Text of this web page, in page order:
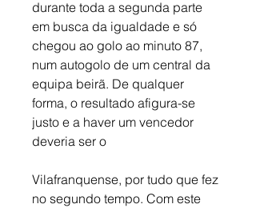
durante toda a segunda parte
em busca da igualdade e só
chegou ao golo ao minuto 87,
num autogolo de um central da
equipa beirã. De qualquer
forma, o resultado afigura-se
justo e a haver um vencedor
deveria ser o
Vilafranquense, por tudo que fez
no segundo tempo. Com este